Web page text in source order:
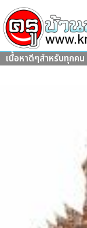
เนื้อหาดีๆสำหรับทุกคน